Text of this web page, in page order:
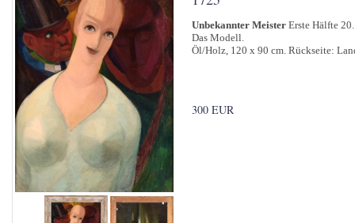
Unbekannter Meister Erste Hälfte
Das Modell.
Öl/Holz, 120 x 90 cm. Rückseite:
300 EUR